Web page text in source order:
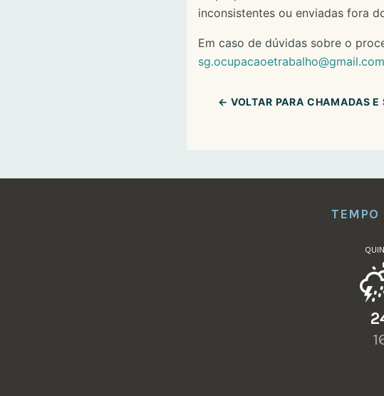
inconsistentes ou enviadas fora
Em caso de dúvidas sobre o
sg.ocupacaoetrabalho@gmail.com
← VOLTAR PARA CHAMADAS E
TEMPO